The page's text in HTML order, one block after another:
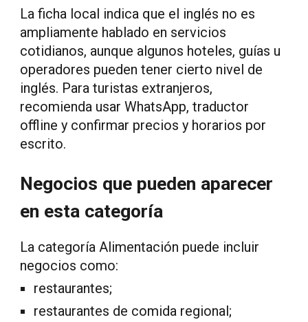
La ficha local indica que el inglés no es
ampliamente hablado en servicios
cotidianos, aunque algunos hoteles, guías u
operadores pueden tener cierto nivel de
inglés. Para turistas extranjeros,
recomienda usar WhatsApp, traductor
offline y confirmar precios y horarios por
escrito.
Negocios que pueden aparecer
en esta categoría
La categoría Alimentación puede incluir
negocios como:
restaurantes;
restaurantes de comida regional;